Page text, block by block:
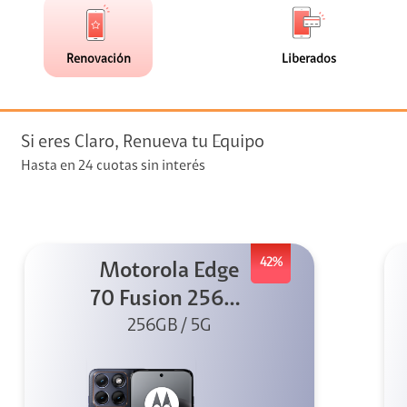
+ Telefonía
streaming
de
faceta
Renovación
(113)
faceta
Liberados
Si eres Claro, Renueva tu Equipo
Hasta en 24 cuotas sin interés
42%
Motorola Edge
70 Fusion 256GB
Azul
256GB / 5G